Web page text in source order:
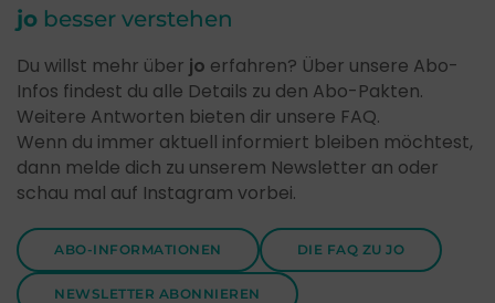
jo besser verstehen
Du willst mehr über jo erfahren? Über unsere Abo-
Infos findest du alle Details zu den Abo-Pakten.
Weitere Antworten bieten dir unsere FAQ.
Wenn du immer aktuell informiert bleiben möchtest,
dann melde dich zu unserem Newsletter an oder
schau mal auf Instagram vorbei.
ABO-INFORMATIONEN DIE FAQ ZU JO
NEWSLETTER ABONNIEREN